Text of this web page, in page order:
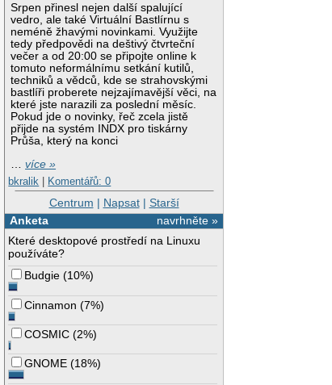
Srpen přinesl nejen další spalující
vedro, ale také Virtuální Bastlírnu s
neméně žhavými novinkami. Využijte
tedy předpovědi na deštivý čtvrteční
večer a od 20:00 se připojte online k
tomuto neformálnímu setkání kutilů,
techniků a vědců, kde se strahovskými
bastlíři proberete nejzajímavější věci, na
které jste narazili za poslední měsíc.
Pokud jde o novinky, řeč zcela jistě
přijde na systém INDX pro tiskárny
Průša, který na konci
…více »
bkralik
Komentářů: 0
Centrum | Napsat| Starší
navrhněte »
Anketa
Které desktopové prostředí na Linuxu
používáte?
Budgie (10%)
Cinnamon (7%)
COSMIC (2%)
GNOME (18%)